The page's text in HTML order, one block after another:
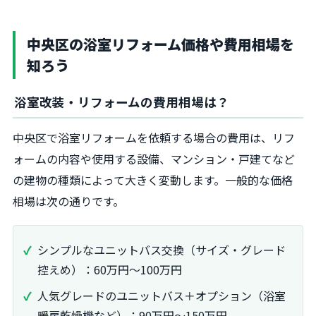
中央区の浴室リフォーム価格や費用相場を
知ろう
浴室改装・リフォームの費用相場は？
中央区で浴室リフォームを依頼する場合の費用は、リフ
ォームの内容や使用する設備、マンション・戸建てなど
の建物の種類によって大きく変動します。一般的な価格
相場は次の通りです。
シンプルなユニットバス交換（サイズ・グレード
控えめ）：60万円～100万円
人気グレードのユニットバス＋オプション（浴室